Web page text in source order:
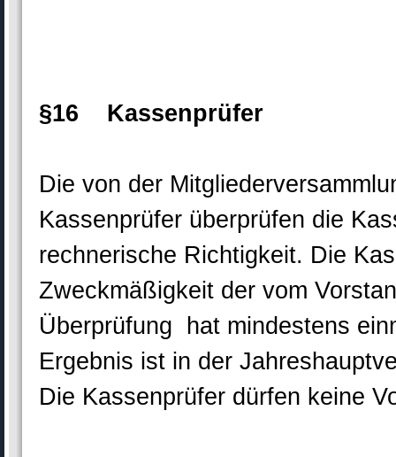
§16 Kassenprüfer
Die von der
Kassenprüfer überprüfen die
rechnerische Richtigkeit. Die
Zweckmäßigkeit der vom
Überprüfung hat mindestens
Ergebnis ist in der
Die Kassenprüfer dürfen keine